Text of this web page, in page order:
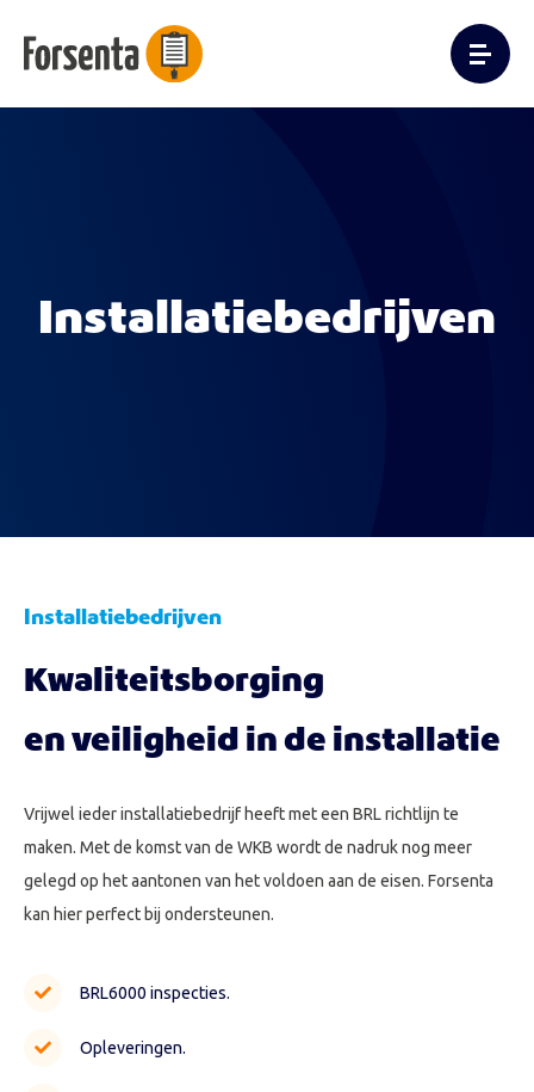
Installatiebedrijven
Installatiebedrijven
Kwaliteitsborging
en veiligheid in de installatie
Vrijwel ieder installatiebedrijf heeft met een BRL richtlijn te
maken. Met de komst van de WKB wordt de nadruk nog meer
gelegd op het aantonen van het voldoen aan de eisen. Forsenta
kan hier perfect bij ondersteunen.
BRL6000 inspecties.
Opleveringen.